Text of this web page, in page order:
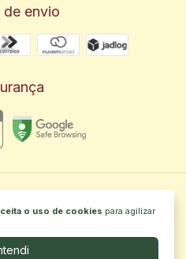
o uso de cookies para agilizar
de envio
LTDA - 57590307000107.
reservados.